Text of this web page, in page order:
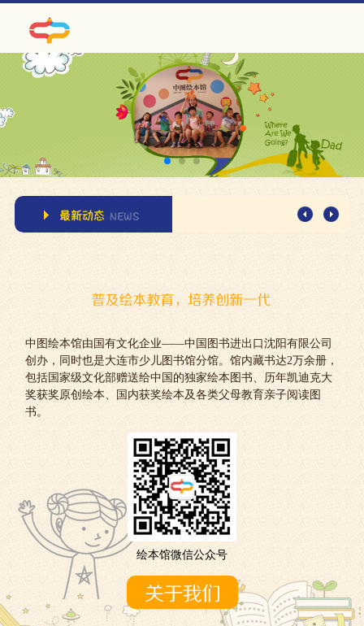
中图绘本馆由国有文化企业——中国图书进出口沈阳有限公司
创办，同时也是大连市少儿图书馆分馆。馆内藏书达2万余册，
包括国家级文化部赠送给中国的独家绘本图书、历年凯迪克大
奖获奖原创绘本、国内获奖绘本及各类父母教育亲子阅读图
书。
绘本馆微信公众号